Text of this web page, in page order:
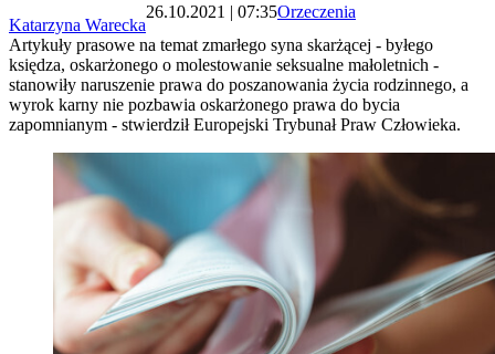
Katarzyna Warecka
26.10.2021 | 07:35Orzeczenia
Artykuły prasowe na temat zmarłego syna skarżącej - byłego
księdza, oskarżonego o molestowanie seksualne małoletnich -
stanowiły naruszenie prawa do poszanowania życia rodzinnego, a
wyrok karny nie pozbawia oskarżonego prawa do bycia
zapomnianym - stwierdził Europejski Trybunał Praw Człowieka.